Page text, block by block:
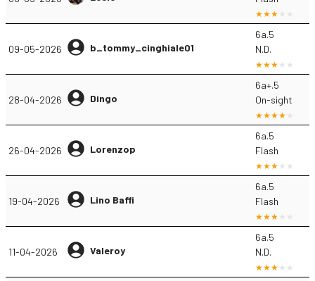
09-05-2026 b_tommy_cinghiale01
6a.5
N.D.
28-04-2026 Dingo
6a+.5
On-sight
26-04-2026 Lorenzop
6a.5
Flash
19-04-2026 Lino Baffi
6a.5
Flash
11-04-2026 Valeroy
6a.5
N.D.